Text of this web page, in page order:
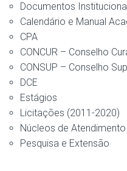
Documentos
Calendário e Manual
CPA
CONCUR – Conselho
CONSUP – Conselho
DCE
Estágios
Licitações (2011-2020)
Núcleos de
Pesquisa e Extensão